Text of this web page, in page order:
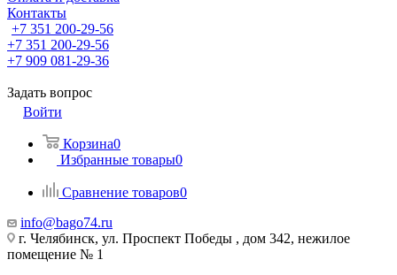
Контакты
+7 351 200-29-56
+7 351 200-29-56
+7 909 081-29-36
Задать вопрос
Войти
Корзина0
Избранные товары0
Сравнение товаров0
info@bago74.ru
г. Челябинск, ул. Проспект Победы , дом 342, нежилое
помещение № 1